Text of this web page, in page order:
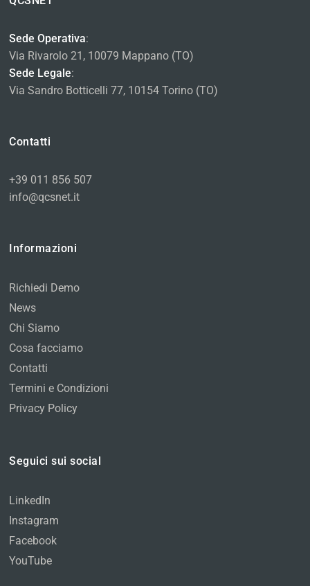
Sede Operativa:
Via Rivarolo 21, 10079 Mappano (TO)
Sede Legale:
Via Sandro Botticelli 77, 10154 Torino (TO)
Contatti
+39 011 856 507
info@qcsnet.it
Informazioni
Richiedi Demo
News
Chi Siamo
Cosa facciamo
Contatti
Termini e Condizioni
Privacy Policy
Seguici sui social
LinkedIn
Instagram
Facebook
YouTube